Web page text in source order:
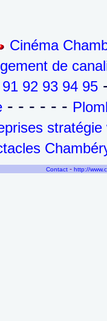
Cinéma
de
92 93 94 95
- - - - - -
stratégie
Contact - http://